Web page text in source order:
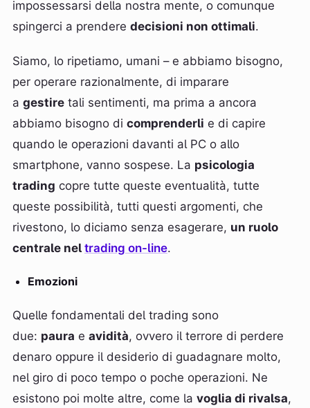
impossessarsi della nostra mente, o comunque
spingerci a prendere decisioni non ottimali.
Siamo, lo ripetiamo, umani – e abbiamo bisogno,
per operare razionalmente, di imparare
a gestire tali sentimenti, ma prima a ancora
abbiamo bisogno di comprenderli e di capire
quando le operazioni davanti al PC o allo
smartphone, vanno sospese. La psicologia
trading copre tutte queste eventualità, tutte
queste possibilità, tutti questi argomenti, che
rivestono, lo diciamo senza esagerare, un ruolo
centrale nel trading on-line.
Emozioni
Quelle fondamentali del trading sono
due: paura e avidità, ovvero il terrore di perdere
denaro oppure il desiderio di guadagnare molto,
nel giro di poco tempo o poche operazioni. Ne
esistono poi molte altre, come la voglia di rivalsa,